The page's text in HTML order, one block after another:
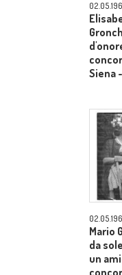
Siena
Mario
da
un